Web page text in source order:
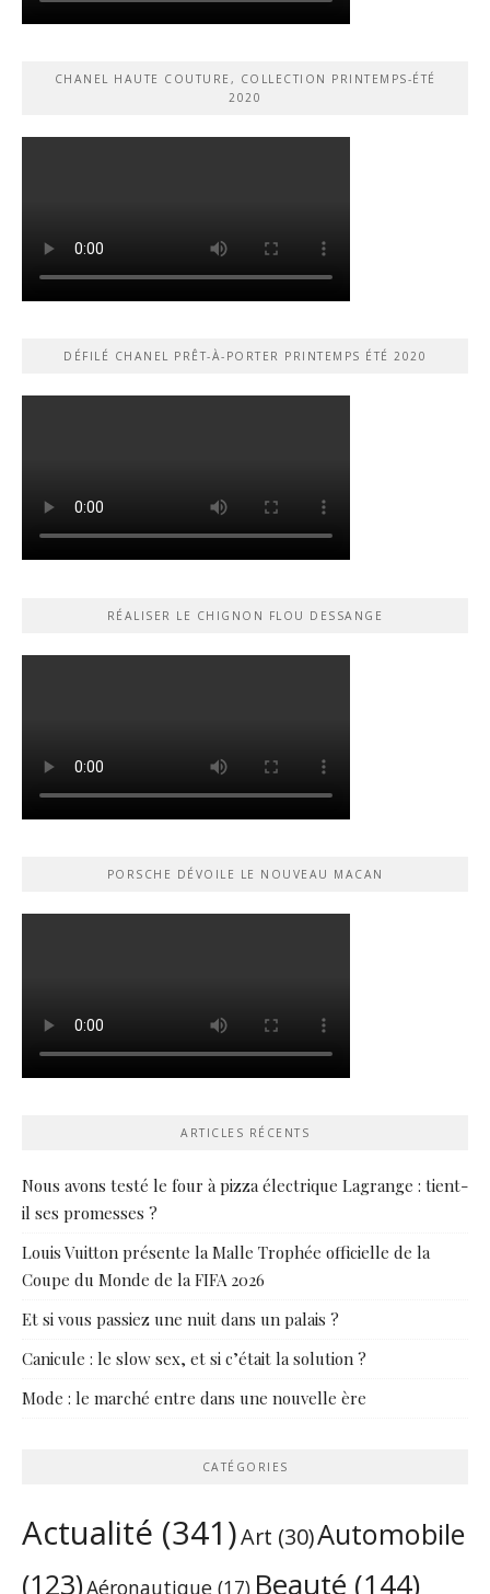
CHANEL HAUTE COUTURE, COLLECTION PRINTEMPS-ÉTÉ
2020
DÉFILÉ CHANEL PRÊT-À-PORTER PRINTEMPS ÉTÉ 2020
RÉALISER LE CHIGNON FLOU DESSANGE
PORSCHE DÉVOILE LE NOUVEAU MACAN
ARTICLES RÉCENTS
Nous avons testé le four à pizza électrique Lagrange : tient-
il ses promesses ?
Louis Vuitton présente la Malle Trophée officielle de la
Coupe du Monde de la FIFA 2026
Et si vous passiez une nuit dans un palais ?
Canicule : le slow sex, et si c’était la solution ?
Mode : le marché entre dans une nouvelle ère
CATÉGORIES
Actualité (341)Art (30)Automobile
(123)Aéronautique (17) Beauté (144)